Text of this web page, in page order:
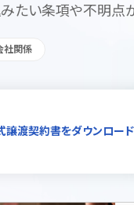
みたい条項や不明点
社関係
譲渡契約書をダウンロード